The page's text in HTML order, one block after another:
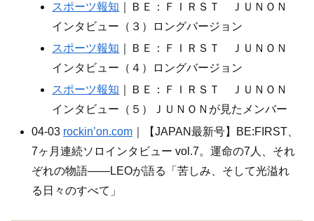
スポーツ報知 ｜ＢＥ：ＦＩＲＳＴ ＪＵＮＯＮ
インタビュー（３）ロングバージョン
スポーツ報知 ｜ＢＥ：ＦＩＲＳＴ ＪＵＮＯＮ
インタビュー（４）ロングバージョン
スポーツ報知 ｜ＢＥ：ＦＩＲＳＴ ＪＵＮＯＮ
インタビュー（５）ＪＵＮＯＮが見たメンバー
04-03 rockin’on.com ｜【JAPAN最新号】BE:FIRST、
7ヶ月連続ソロインタビュー vol.7。運命の7人、それ
ぞれの物語――LEOが語る「苦しみ、そして光溢れ
る日々のすべて」